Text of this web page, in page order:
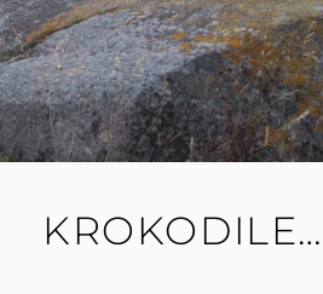
KROKODILE…